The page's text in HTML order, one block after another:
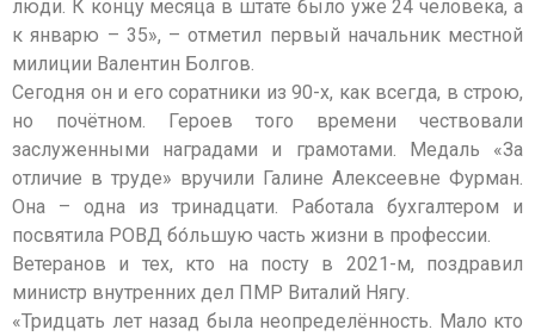
люди. К концу месяца в штате было уже 24 человека, а
к январю – 35», – отметил первый начальник местной
милиции Валентин Болгов.
Сегодня он и его соратники из 90-х, как всегда, в строю,
но почётном. Героев того времени чествовали
заслуженными наградами и грамотами. Медаль «За
отличие в труде» вручили Галине Алексеевне Фурман.
Она – одна из тринадцати. Работала бухгалтером и
посвятила РОВД бо́льшую часть жизни в профессии.
Ветеранов и тех, кто на посту в 2021-м, поздравил
министр внутренних дел ПМР Виталий Нягу.
«Тридцать лет назад была неопределённость. Мало кто